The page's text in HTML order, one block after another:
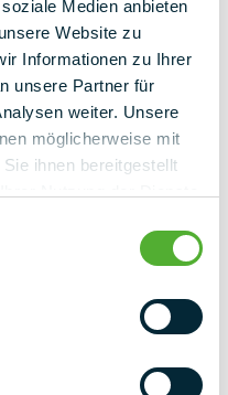
Medien anbieten
Website zu
Informationen zu Ihrer
unsere Partner für
weiter. Unsere
möglicherweise mit
ihnen bereitgestellt